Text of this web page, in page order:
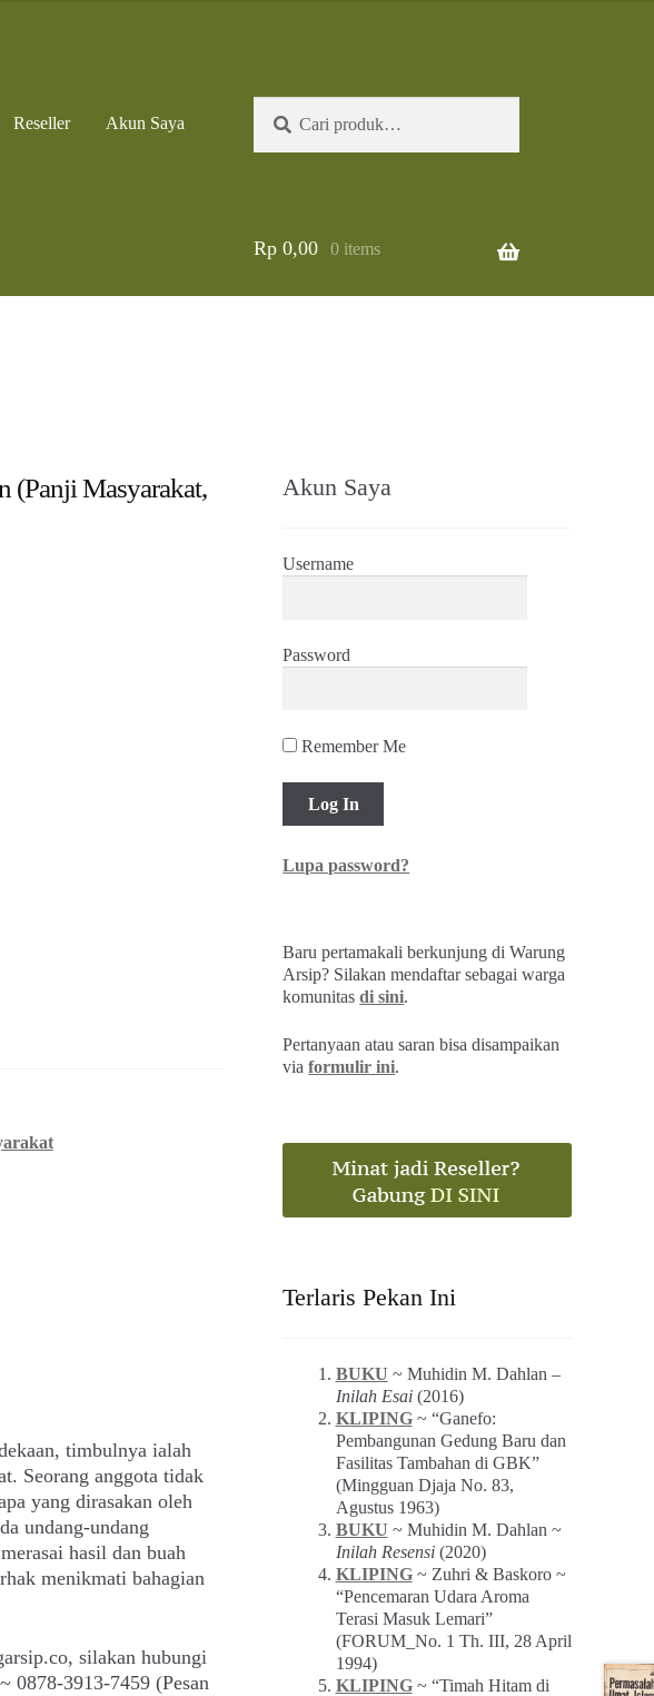
Reseller Akun Saya
untuk:
Rp0,00 0 items
(Panji Masyarakat,
timbulnya ialah
Seorang anggota tidak
yang dirasakan oleh
undang-undang
hasil dan buah
menikmati bahagian
silakan hubungi
0878-3913-7459 (Pesan
Akun Saya
Username
Password
Remember Me
Lupa password?
Baru pertamakali berkunjung di Warung
Arsip? Silakan mendaftar sebagai warga
komunitasdi sini.
Pertanyaan atau saran bisa disampaikan
viaformulir ini.
Terlaris Pekan Ini
BUKU ~ Muhidin M. Dahlan –
Inilah Esai(2016)
KLIPING~ “Ganefo:
Pembangunan Gedung Baru dan
Fasilitas Tambahan di GBK”
(Mingguan Djaja No. 83,
Agustus 1963)
BUKU ~ Muhidin M. Dahlan ~
Inilah Resensi(2020)
KLIPING~ Zuhri & Baskoro ~
“Pencemaran Udara Aroma
Terasi Masuk Lemari”
(FORUM_No. 1 Th. III, 28 April
1994)
KLIPING~ “Timah Hitam di